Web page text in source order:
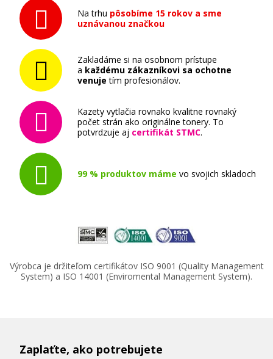
581,90 €
Pridať do košíka
Na trhu pôsobíme 15 rokov a sme
uznávanou značkou
Zakladáme si na osobnom prístupe
a každému zákazníkovi sa ochotne
venuje tím profesionálov.
Kazety vytlačia rovnako kvalitne rovnaký
počet strán ako originálne tonery. To
potvrdzuje aj certifikát STMC.
99 % produktov máme vo svojich skladoch
Výrobca je držiteľom certifikátov ISO 9001 (Quality Management
System) a ISO 14001 (Enviromental Management System).
Zaplaťte, ako potrebujete